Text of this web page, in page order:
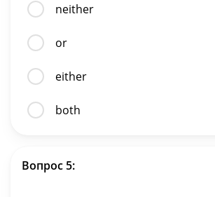
neither
or
either
both
Вопрос 5: